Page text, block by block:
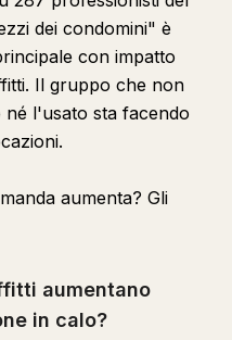
dei condomini" è
con impatto
Il gruppo che non
l'usato sta facendo
aumenta? Gli
aumentano
in calo?